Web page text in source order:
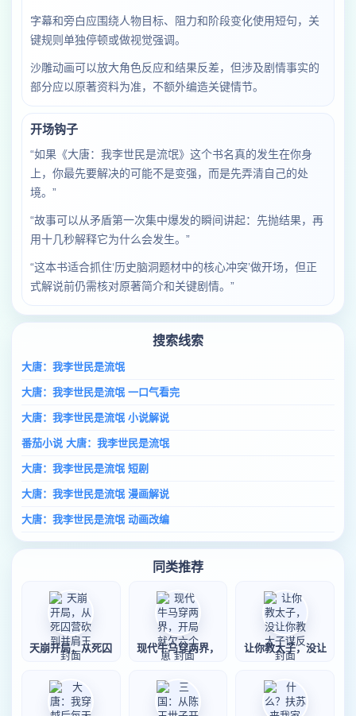
字幕和旁白应围绕人物目标、阻力和阶段变化使用短句，关
键规则单独停顿或做视觉强调。
沙雕动画可以放大角色反应和结果反差，但涉及剧情事实的
部分应以原著资料为准，不额外编造关键情节。
开场钩子
“如果《大唐：我李世民是流氓》这个书名真的发生在你身
上，你最先要解决的可能不是变强，而是先弄清自己的处
境。”
“故事可以从矛盾第一次集中爆发的瞬间讲起：先抛结果，再
用十几秒解释它为什么会发生。”
“这本书适合抓住‘历史脑洞题材中的核心冲突’做开场，但正
式解说前仍需核对原著简介和关键剧情。”
搜索线索
大唐：我李世民是流氓
大唐：我李世民是流氓 一口气看完
大唐：我李世民是流氓 小说解说
番茄小说 大唐：我李世民是流氓
大唐：我李世民是流氓 短剧
大唐：我李世民是流氓 漫画解说
大唐：我李世民是流氓 动画改编
同类推荐
天崩开局，从死囚 现代牛马穿两界， 让你教太子，没让